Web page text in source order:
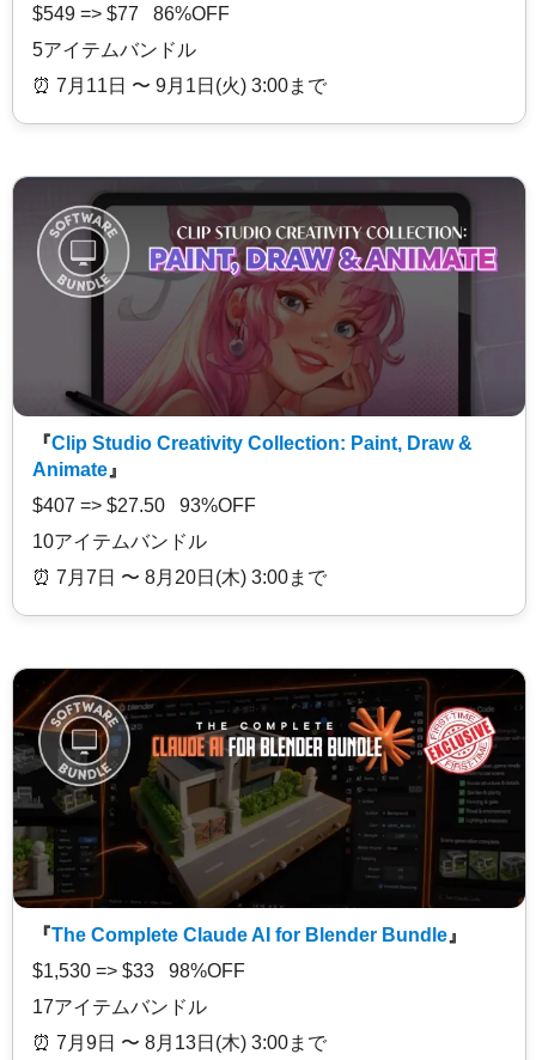
$549 => $77 86%OFF
5アイテムバンドル
⏰️ 7月11日 〜 9月1日(火) 3:00まで
『Clip Studio Creativity Collection: Paint, Draw &
Animate 』
$407 => $27.50 93%OFF
10アイテムバンドル
⏰️ 7月7日 〜 8月20日(木) 3:00まで
『The Complete Claude AI for Blender Bundle 』
$1,530 => $33 98%OFF
17アイテムバンドル
⏰️ 7月9日 〜 8月13日(木) 3:00まで